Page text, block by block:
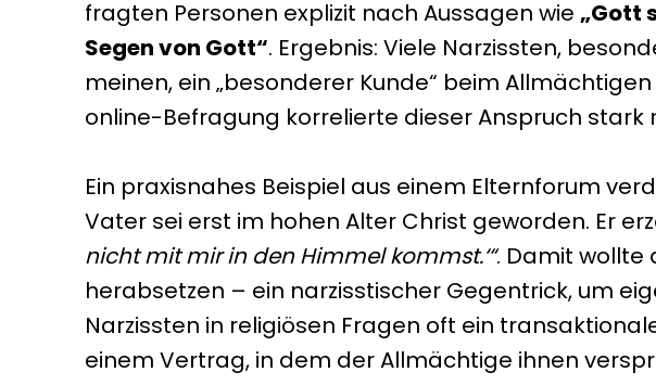
fragten Personen explizit nach Aussagen wie „Gott
Segen von Gott“. Ergebnis: Viele Narzissten,
meinen, ein „besonderer Kunde“ beim
online-Befragung korrelierte dieser Anspruch stark
Ein praxisnahes Beispiel aus einem Elternforum
Vater sei erst im hohen Alter Christ geworden. Er
nicht mit mir in den Himmel kommst.‘“. Damit wollte
herabsetzen – ein narzisstischer Gegentrick, um
Narzissten in religiösen Fragen oft ein
einem Vertrag, in dem der Allmächtige ihnen